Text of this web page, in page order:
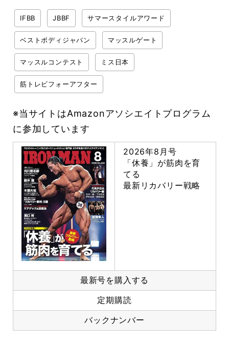
IFBB JBBF サマースタイルアワード
ベストボディジャパン マッスルゲート
マッスルコンテスト ミス日本
筋トレビフォーアフター
※当サイトはAmazonアソシエイトプログラム
に参加しています
2026年8月号
「休養」が筋肉を育
てる
最新リカバリー戦略
最新号を購入する
定期購読
バックナンバー